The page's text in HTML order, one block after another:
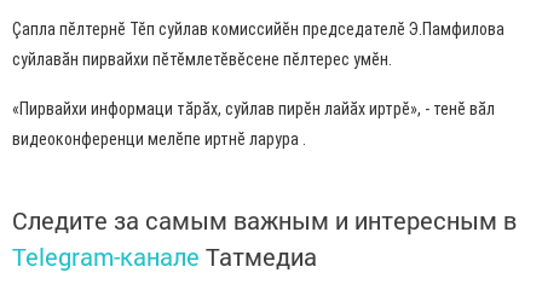
Çапла пӗлтернӗ Тӗп суйлав комиссийӗн председателӗ Э.Памфилова
суйлавăн пирвайхи пӗтӗмлетӗвӗсене пӗлтерес умӗн.
«Пирвайхи информаци тăрăх, суйлав пирӗн лайăх иртрӗ», - тенӗ вăл
видеоконференци мелӗпе иртнӗ ларура .
Следите за самым важным и интересным в
Telegram-канале Татмедиа